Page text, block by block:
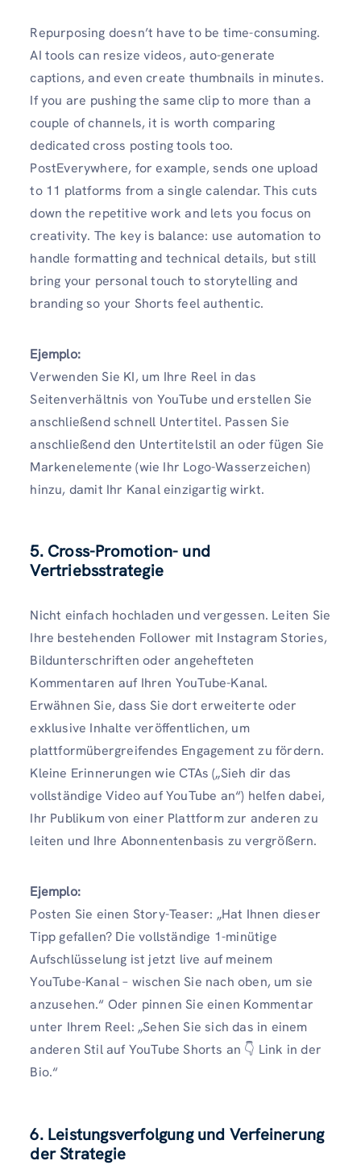
Repurposing doesn’t have to be time-consuming.
AI tools can resize videos, auto-generate
captions, and even create thumbnails in minutes.
If you are pushing the same clip to more than a
couple of channels, it is worth comparing
dedicated cross posting tools too.
PostEverywhere, for example, sends one upload
to 11 platforms from a single calendar. This cuts
down the repetitive work and lets you focus on
creativity. The key is balance: use automation to
handle formatting and technical details, but still
bring your personal touch to storytelling and
branding so your Shorts feel authentic.
Ejemplo:
Verwenden Sie KI, um Ihre Reel in das
Seitenverhältnis von YouTube und erstellen Sie
anschließend schnell Untertitel. Passen Sie
anschließend den Untertitelstil an oder fügen Sie
Markenelemente (wie Ihr Logo-Wasserzeichen)
hinzu, damit Ihr Kanal einzigartig wirkt.
5. Cross-Promotion- und
Vertriebsstrategie
Nicht einfach hochladen und vergessen. Leiten Sie
Ihre bestehenden Follower mit Instagram Stories,
Bildunterschriften oder angehefteten
Kommentaren auf Ihren YouTube-Kanal.
Erwähnen Sie, dass Sie dort erweiterte oder
exklusive Inhalte veröffentlichen, um
plattformübergreifendes Engagement zu fördern.
Kleine Erinnerungen wie CTAs („Sieh dir das
vollständige Video auf YouTube an“) helfen dabei,
Ihr Publikum von einer Plattform zur anderen zu
leiten und Ihre Abonnentenbasis zu vergrößern.
Ejemplo:
Posten Sie einen Story-Teaser: „Hat Ihnen dieser
Tipp gefallen? Die vollständige 1-minütige
Aufschlüsselung ist jetzt live auf meinem
YouTube-Kanal – wischen Sie nach oben, um sie
anzusehen.“ Oder pinnen Sie einen Kommentar
unter Ihrem Reel: „Sehen Sie sich das in einem
anderen Stil auf YouTube Shorts an 👇 Link in der
Bio.“
6. Leistungsverfolgung und Verfeinerung
der Strategie